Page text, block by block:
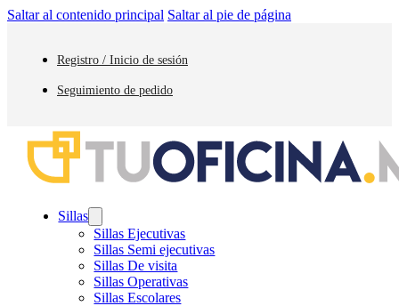
Saltar al contenido principal Saltar al pie de página
Registro / Inicio de sesión
Seguimiento de pedido
Sillas
Sillas Ejecutivas
Sillas Semi ejecutivas
Sillas De visita
Sillas Operativas
Sillas Escolares